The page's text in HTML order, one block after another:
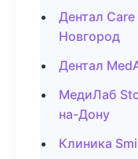
Дентал
Новгород
Дентал
МедиЛаб
на-Дону
Клиника